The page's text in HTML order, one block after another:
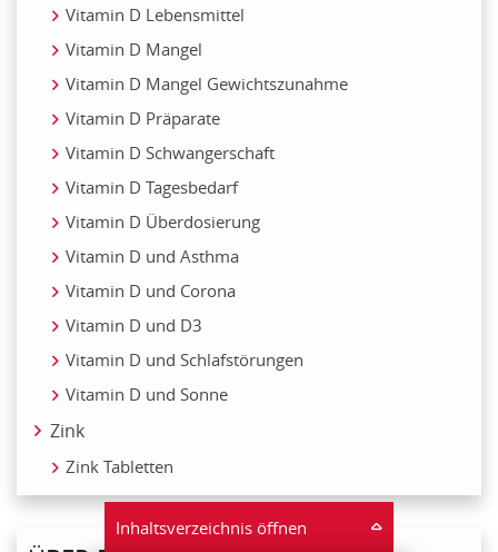
Inhaltsverzeichnis öffnen
Vitamin D Lebensmittel
Vitamin D Mangel
Vitamin D Mangel Gewichtszunahme
Vitamin D Präparate
Vitamin D Schwangerschaft
Vitamin D Tagesbedarf
Vitamin D Überdosierung
Vitamin D und Asthma
Vitamin D und Corona
Vitamin D und D3
Vitamin D und Schlafstörungen
Vitamin D und Sonne
Zink
Zink Tabletten